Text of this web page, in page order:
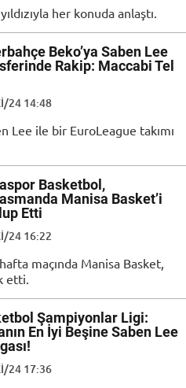
her konuda anlaştı.
Beko’ya Saben Lee
Rakip: Maccabi Tel
24 14:48
Lee ile bir EuroLeague takımı
Basketbol,
Manisa Basket’i
Etti
24 16:22
maçında Manisa Basket,
etti.
Şampiyonlar Ligi:
En İyi Beşine Saben Lee
24 17:36